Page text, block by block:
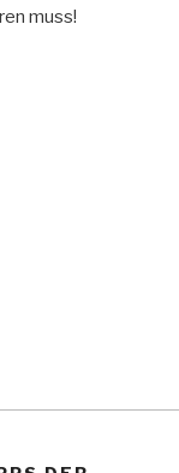
muss!